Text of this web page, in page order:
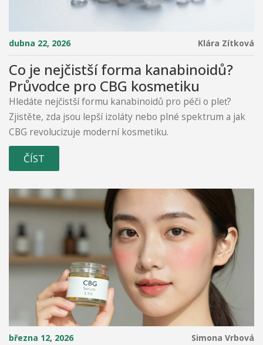
dubna 22, 2026 Klára Zítková
Co je nejčistší forma kanabinoidů?
Průvodce pro CBG kosmetiku
Hledáte nejčistší formu kanabinoidů pro péči o pleť?
Zjistěte, zda jsou lepší izoláty nebo plné spektrum a jak
CBG revolucizuje moderní kosmetiku.
ČÍST
března 12, 2026 Simona Vrbová